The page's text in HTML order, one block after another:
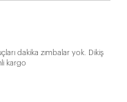
dakika zımbalar yok. Dikiş
kargo